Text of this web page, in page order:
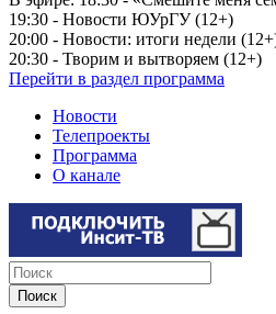
19:30 - Новости ЮУрГУ (12+)
20:00 - Новости: итоги недели
20:30 - Творим и вытворяем (12+)
Перейти в раздел программа
Новости
Телепроекты
Программа
О канале